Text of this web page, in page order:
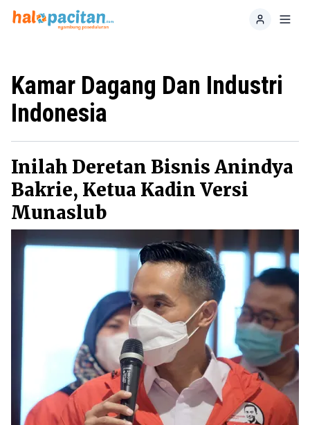
Home
Kamar Dagang Dan Industri
Indonesia
Inilah Deretan Bisnis Anindya
Bakrie, Ketua Kadin Versi
Munaslub